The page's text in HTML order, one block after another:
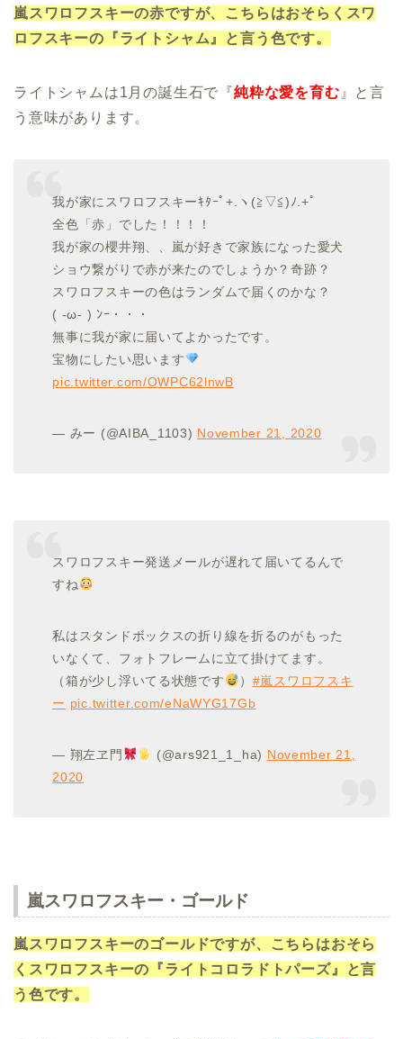
嵐スワロフスキーの赤ですが、こちらはおそらくスワ
ロフスキーの『ライトシャム』と言う色です。
ライトシャムは1月の誕生石で『純粋な愛を育む 』と言
う意味があります。
我が家にスワロフスキーｷﾀｰﾟ+.ヽ(≧▽≦)ﾉ.+ﾟ
全色「赤」でした！！！！
我が家の櫻井翔、、嵐が好きで家族になった愛犬
ショウ繋がりで赤が来たのでしょうか？奇跡？
スワロフスキーの色はランダムで届くのかな？
( -ω- ) ﾝｰ・・・
無事に我が家に届いてよかったです。
宝物にしたい思います
pic.twitter.com/OWPC62lnwB
— みー (@AIBA_1103) November 21, 2020
スワロフスキー発送メールが遅れて届いてるんで
すね
私はスタンドボックスの折り線を折るのがもった
いなくて、フォトフレームに立て掛けてます。
（箱が少し浮いてる状態です
） #嵐スワロフスキ
ー pic.twitter.com/eNaWYG17Gb
— 翔左ヱ門 (@ars921_1_ha) November 21,
2020
嵐スワロフスキー・ゴールド
嵐スワロフスキーのゴールドですが、こちらはおそら
くスワロフスキーの『ライトコロラドトパーズ』と言
う色です。